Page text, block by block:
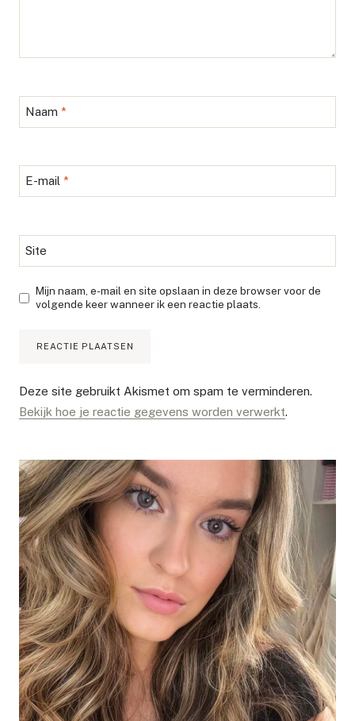
Naam *
E-mail *
Site
Mijn naam, e-mail en site opslaan in deze browser voor de
volgende keer wanneer ik een reactie plaats.
Deze site gebruikt Akismet om spam te verminderen.
Bekijk hoe je reactie gegevens worden verwerkt.